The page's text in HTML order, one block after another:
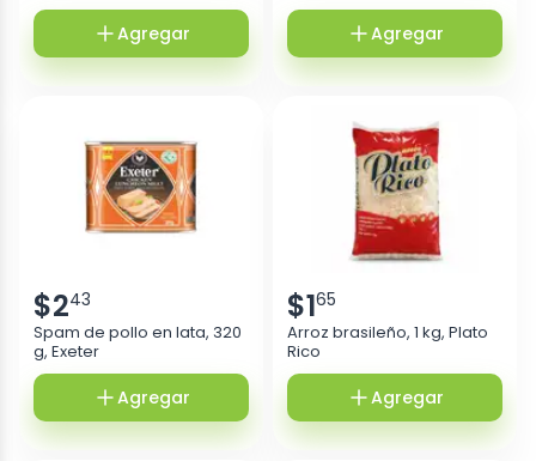
Agregar Agregar
$243
Spam de pollo en lata, 320
g, Exeter
Agregar
$165
Arroz brasileño, 1 kg, Plato
Rico
Agregar